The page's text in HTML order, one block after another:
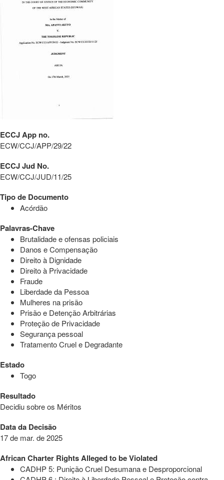
ECCJ App no.
ECW/CCJ/APP/29/22
ECCJ Jud No.
ECW/CCJ/JUD/11/25
Tipo de Documento
Acórdão
Palavras-Chave
Brutalidade e ofensas policiais
Danos e Compensação
Direito à Dignidade
Direito à Privacidade
Fraude
Liberdade da Pessoa
Mulheres na prisão
Prisão e Detenção Arbitrárias
Proteção de Privacidade
Segurança pessoal
Tratamento Cruel e Degradante
Estado
Togo
Resultado
Decidiu sobre os Méritos
Data da Decisão
17 de mar. de 2025
African Charter Rights Alleged to be Violated
CADHP 5: Punição Cruel Desumana e Desproporcional